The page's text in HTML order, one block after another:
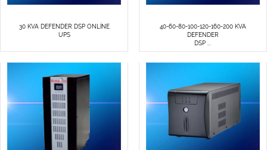
30 KVA DEFENDER DSP ONLİNE
UPS
40-60-80-100-120-160-200 KVA
DEFENDER
DSP ...